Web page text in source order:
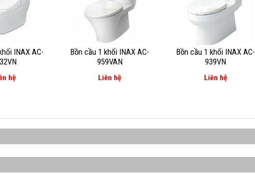
INAX AC-
hệ
Bồn cầu 1 khối INAX AC-
959VAN
Liên hệ
Bồn cầu 1 khối INAX AC-
939VN
Liên hệ